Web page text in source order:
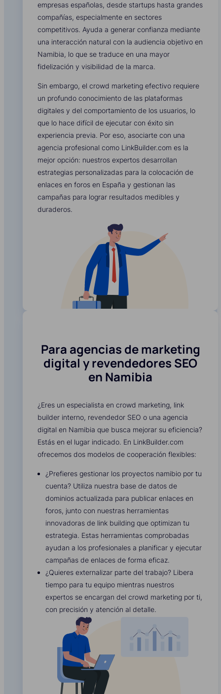
empresas españolas, desde startups hasta grandes
compañías, especialmente en sectores
competitivos. Ayuda a generar confianza mediante
una interacción natural con la audiencia objetivo en
Namibia, lo que se traduce en una mayor
fidelización y visibilidad de la marca.
Sin embargo, el crowd marketing efectivo requiere
un profundo conocimiento de las plataformas
digitales y del comportamiento de los usuarios, lo
que lo hace difícil de ejecutar con éxito sin
experiencia previa. Por eso, asociarte con una
agencia profesional como LinkBuilder.com es la
mejor opción: nuestros expertos desarrollan
estrategias personalizadas para la colocación de
enlaces en foros en España y gestionan las
campañas para lograr resultados medibles y
duraderos.
Para agencias de marketing
digital y revendedores SEO
en Namibia
¿Eres un especialista en crowd marketing, link
builder interno, revendedor SEO o una agencia
digital en Namibia que busca mejorar su eficiencia?
Estás en el lugar indicado. En LinkBuilder.com
ofrecemos dos modelos de cooperación flexibles:
¿Prefieres gestionar los proyectos namibio por tu
cuenta? Utiliza nuestra base de datos de
dominios actualizada para publicar enlaces en
foros, junto con nuestras herramientas
innovadoras de link building que optimizan tu
estrategia. Estas herramientas comprobadas
ayudan a los profesionales a planificar y ejecutar
campañas de enlaces de forma eficaz.
¿Quieres externalizar parte del trabajo? Libera
tiempo para tu equipo mientras nuestros
expertos se encargan del crowd marketing por ti,
con precisión y atención al detalle.